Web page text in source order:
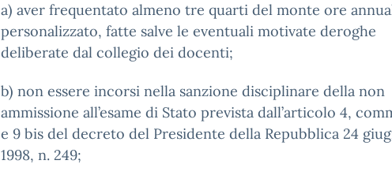
a) aver frequentato almeno tre quarti del monte ore
personalizzato, fatte salve le eventuali motivate deroghe
deliberate dal collegio dei docenti;
b) non essere incorsi nella sanzione disciplinare della non
ammissione all’esame di Stato prevista dall’articolo 4,
e 9 bis del decreto del Presidente della Repubblica 24
1998, n. 249;